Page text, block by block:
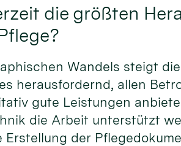
die größten
Wandels steigt
herausfordernd, allen
gute Leistungen
die Arbeit unterstützt
Erstellung der